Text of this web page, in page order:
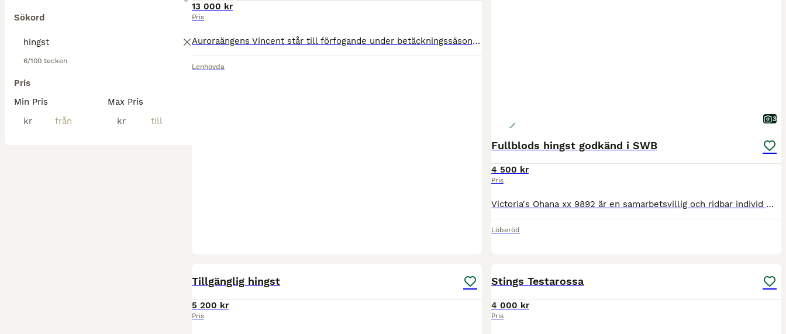
Sökord
6/100 tecken
Pris
Min Pris
kr
Max Pris
kr
13 000 kr
Pris
Auroraängens Vincent står till förfogande under betäckningssäsong 2027. 5 platser tillgängliga från och med 15 april 2027. Vincent är dubbelregistrerad Irish Cob och Gypsy Cob (Tinker). Född 2021 M
Lenhovda
3
Fullblods hingst godkänd i SWB
4 500 kr
Pris
Victoria's Ohana xx 9892 är en samarbetsvillig och ridbar individ med mycket trevligt psyke, vänlig och försöker alltid göra sitt bästa. Kommer ur mycket bra fullblodshärstamning där fadern varit myc
Löberöd
Tillgänglig hingst
5 200 kr
Pris
Stings Testarossa
4 000 kr
Pris